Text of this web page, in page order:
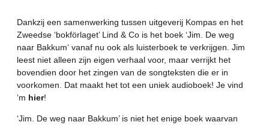
Dankzij een samenwerking tussen uitgeverij Kompas en het
Zweedse ‘bokförlaget’ Lind & Co is het boek ‘Jim. De weg
naar Bakkum‘ vanaf nu ook als luisterboek te verkrijgen. Jim
leest niet alleen zijn eigen verhaal voor, maar verrijkt het
bovendien door het zingen van de songteksten die er in
voorkomen. Dat maakt het tot een uniek audioboek! Je vind
‘m hier!
‘Jim. De weg naar Bakkum’ is niet het enige boek waarvan